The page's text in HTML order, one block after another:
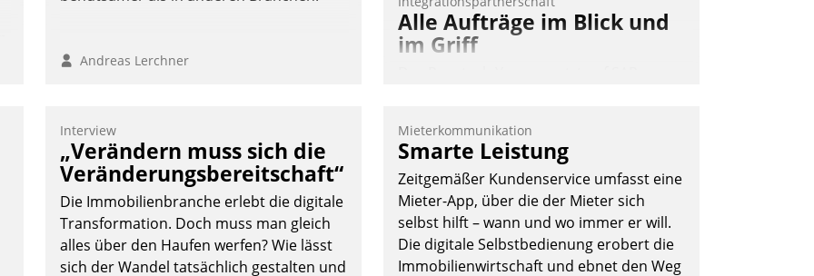
Andreas Lerchner
Alle Aufträge im Blick und
im Griff
und Verwaltung von Aufträgen der
operativen Instandhaltung in die SAP-
Systemlandschaft deutscher
Wohnungsunternehmen – und
beschleunigt damit den Weg vom
Mieteranliegen zum Dienstleisterauftrag.
Nadja Hußmann
Interview
„Verändern muss sich die
Veränderungsbereitschaft“
Die Immobilienbranche erlebt die digitale
Transformation. Doch muss man gleich
alles über den Haufen werfen? Wie lässt
sich der Wandel tatsächlich gestalten und
Mieterkommunikation
Smarte Leistung
Zeitgemäßer Kundenservice umfasst eine
Mieter-App, über die der Mieter sich
selbst hilft – wann und wo immer er will.
Die digitale Selbstbedienung erobert die
Immobilienwirtschaft und ebnet den Weg